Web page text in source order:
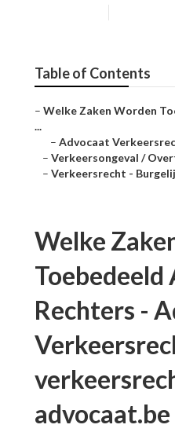
Table of Contents
– Welke Zaken Worden
...
– Advocaat
– Verkeersongeval /
– Verkeersrecht -
Welke
Toebedeeld
Rechters -